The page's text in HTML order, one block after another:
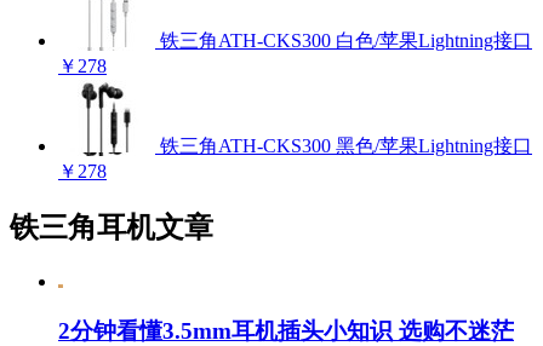
铁三角ATH-CKS300 白色/苹果Lightning接口
￥278
铁三角ATH-CKS300 黑色/苹果Lightning接口
￥278
铁三角耳机文章
2分钟看懂3.5mm耳机插头小知识 选购不迷茫